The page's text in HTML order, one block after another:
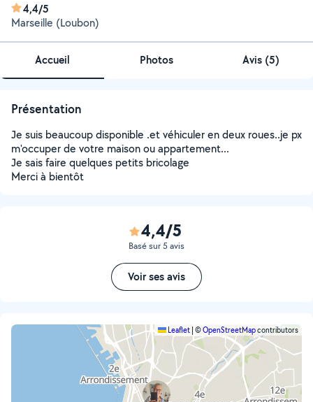
4,4/5
Marseille (Loubon)
Accueil Photos Avis (5)
Présentation
Je suis beaucoup disponible .et véhiculer en deux roues..je px
m'occuper de votre maison ou appartement...
Je sais faire quelques petits bricolage
Merci à bientôt
4,4/5
Basé sur 5 avis
Voir ses avis
Leaflet ©OpenStreetMapcontributors